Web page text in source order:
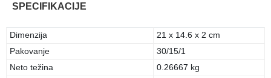
SPECIFIKACIJE
Dimenzija
21 x 14.6 x 2 cm
Pakovanje
30/15/1
Neto težina
0.26667 kg